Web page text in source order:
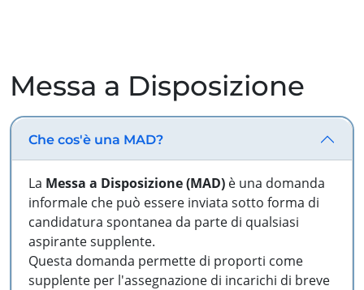
Messa a Disposizione
Che cos'è una MAD?
La Messa a Disposizione (MAD) è una domanda
informale che può essere inviata sotto forma di
candidatura spontanea da parte di qualsiasi
aspirante supplente.
Questa domanda permette di proporti come
supplente per l'assegnazione di incarichi di breve